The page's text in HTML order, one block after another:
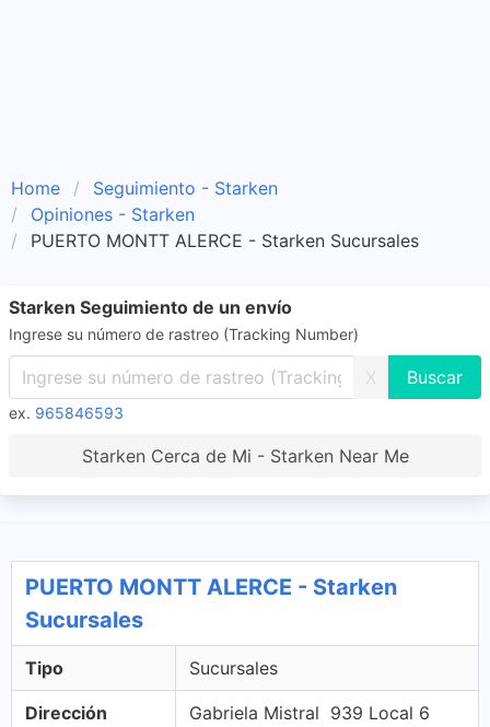
Home
Seguimiento - Starken
Opiniones - Starken
PUERTO MONTT ALERCE - Starken Sucursales
Starken Seguimiento de un envío
Ingrese su número de rastreo (Tracking Number)
X
ex. 965846593
Starken Cerca de Mi - Starken Near Me
PUERTO MONTT ALERCE - Starken
Sucursales
Tipo Sucursales
Dirección
Gabriela Mistral 939 Local 6